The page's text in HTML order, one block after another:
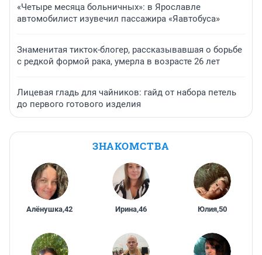
«Четыре месяца больничных»: в Ярославле
автомобилист изувечил пассажира «Яавтобуса»
Знаменитая тикток-блогер, рассказывавшая о борьбе
с редкой формой рака, умерла в возрасте 26 лет
Лицевая гладь для чайников: гайд от набора петель
до первого готового изделия
ЗНАКОМСТВА
Алёнушка,42 Ирина,46 Юлия,50